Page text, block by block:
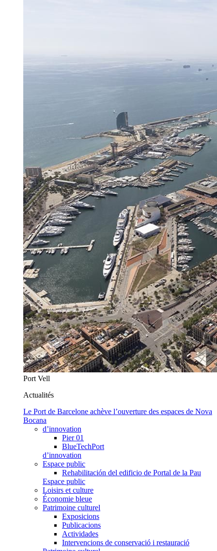
Port Vell
Actualités
Le Port de Barcelone achève l’ouverture des espaces de Nova
Bocana
d’innovation
Pier 01
BlueTechPort
d’innovation
Espace public
Rehabilitación del edificio de Portal de la Pau
Espace public
Loisirs et culture
Économie bleue
Patrimoine culturel
Exposicions
Publicacions
Actividades
Intervencions de conservació i restauració